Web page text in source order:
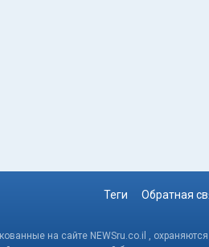
Теги Обратная
на сайте NEWSru.co.il ,